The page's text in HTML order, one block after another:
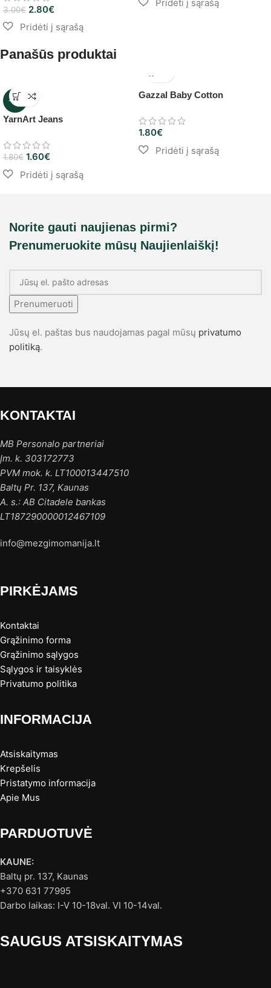
3.00€ 2.80€
Panašūs produktai
-11%
YarnArt Jeans
1.80€ 1.60€
Gazzal Baby Cotton
1.80€
Norite gauti naujienas pirmi?
Prenumeruokite mūsų Naujienlaiškį!
Prenumeruoti
Jūsų el. paštas bus naudojamas pagal mūsų privatumo
politiką.
KONTAKTAI
MB Personalo partneriai
Įm. k. 303172773
PVM mok. k. LT100013447510
Baltų Pr. 137, Kaunas
A. s.: AB Citadele bankas
LT187290000012467109
info@mezgimomanija.lt
PIRKĖJAMS
Kontaktai
Grąžinimo forma
Grąžinimo sąlygos
Sąlygos ir taisyklės
Privatumo politika
INFORMACIJA
Atsiskaitymas
Krepšelis
Pristatymo informacija
Apie Mus
PARDUOTUVĖ
KAUNE:
Baltų pr. 137, Kaunas
+370 631 77995
Darbo laikas: I-V 10-18val. VI 10-14val.
SAUGUS ATSISKAITYMAS